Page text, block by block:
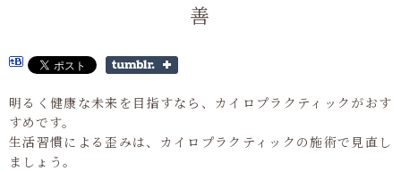
善
明るく健康な未来を目指すなら、カイロプラクティックがおす
すめです。
生活習慣による歪みは、カイロプラクティックの施術で見直し
ましょう。